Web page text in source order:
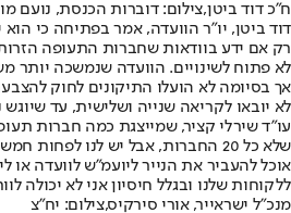
ח"כ דוד ביטן,צילום: דוברות הכנסת, נועם
דוד ביטן, יו"ר הוועדה, אמר בפתיחה כי
רק אם ידע בוודאות שחברות התעופה
לא פתוח לשינויים. הוועדה שנמשכה יותר
אך בסיומה לא הועלו התיקונים לחוק
לא יובאו לקריאה שנייה ושלישית, עד
עו"ד שירלי קציר, שמייצגת כמה חברות
שלא כל 20 החברות, אבל יש לנו
אוכל להעביר את הנייר ליועמ"ש לוועדה או
ללקוחות שלנו ובגלל חיסיון אני לא יכולה
מנכ"ל ישראייר, אורי סירקיס,צילום: יח"צ